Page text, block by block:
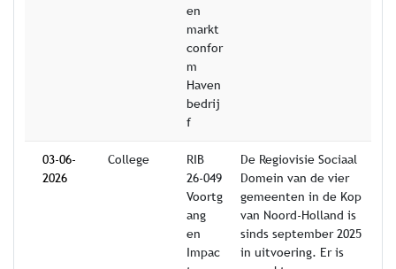
en
markt
confor
m
Haven
bedrij
f
03-06-
2026
College
RIB
26-049
Voortg
ang
en
Impac
De Regiovisie Sociaal
Domein van de vier
gemeenten in de Kop
van Noord-Holland is
sinds september 2025
in uitvoering. Er is